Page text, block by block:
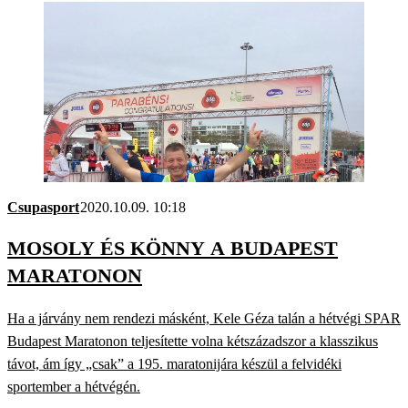
Csupasport2020.10.09. 10:18
MOSOLY ÉS KÖNNY A BUDAPEST
MARATONON
Ha a járvány nem rendezi másként, Kele Géza talán a hétvégi SPAR
Budapest Maratonon teljesítette volna kétszázadszor a klasszikus
távot, ám így „csak” a 195. maratonijára készül a felvidéki
sportember a hétvégén.